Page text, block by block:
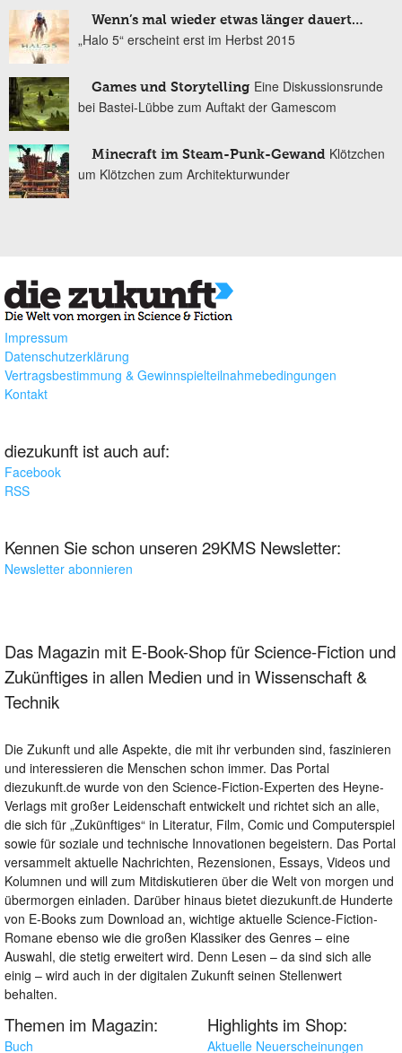
Wenn’s mal wieder etwas länger dauert…
„Halo 5“ erscheint erst im Herbst 2015
Games und Storytelling Eine Diskussionsrunde
bei Bastei-Lübbe zum Auftakt der Gamescom
Minecraft im Steam-Punk-Gewand Klötzchen
um Klötzchen zum Architekturwunder
Impressum
Datenschutzerklärung
Vertragsbestimmung & Gewinnspielteilnahmebedingungen
Kontakt
diezukunft ist auch auf:
Facebook
RSS
Kennen Sie schon unseren 29KMS Newsletter:
Newsletter abonnieren
Das Magazin mit E-Book-Shop für Science-Fiction und
Zukünftiges in allen Medien und in Wissenschaft &
Technik
Die Zukunft und alle Aspekte, die mit ihr verbunden sind, faszinieren
und interessieren die Menschen schon immer. Das Portal
diezukunft.de wurde von den Science-Fiction-Experten des Heyne-
Verlags mit großer Leidenschaft entwickelt und richtet sich an alle,
die sich für „Zukünftiges“ in Literatur, Film, Comic und Computerspiel
sowie für soziale und technische Innovationen begeistern. Das Portal
versammelt aktuelle Nachrichten, Rezensionen, Essays, Videos und
Kolumnen und will zum Mitdiskutieren über die Welt von morgen und
übermorgen einladen. Darüber hinaus bietet diezukunft.de Hunderte
von E-Books zum Download an, wichtige aktuelle Science-Fiction-
Romane ebenso wie die großen Klassiker des Genres – eine
Auswahl, die stetig erweitert wird. Denn Lesen – da sind sich alle
einig – wird auch in der digitalen Zukunft seinen Stellenwert
behalten.
Themen im Magazin:
Buch
Highlights im Shop:
Aktuelle Neuerscheinungen